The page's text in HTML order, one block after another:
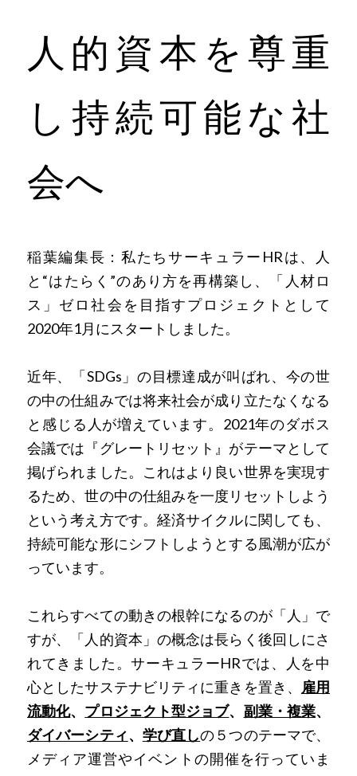
人的資本を尊重
し持続可能な社
会へ
稲葉編集長：私たちサーキュラーHRは、人
と“はたらく”のあり方を再構築し、「人材ロ
ス」ゼロ社会を目指すプロジェクトとして
2020年1月にスタートしました。
近年、「SDGs」の目標達成が叫ばれ、今の世
の中の仕組みでは将来社会が成り立たなくなる
と感じる人が増えています。2021年のダボス
会議では『グレートリセット』がテーマとして
掲げられました。これはより良い世界を実現す
るため、世の中の仕組みを一度リセットしよう
という考え方です。経済サイクルに関しても、
持続可能な形にシフトしようとする風潮が広が
っています。
これらすべての動きの根幹になるのが「人」で
すが、「人的資本」の概念は長らく後回しにさ
れてきました。サーキュラーHRでは、人を中
心としたサステナビリティに重きを置き、 雇用
流動化、 プロジェクト型ジョブ、 副業・複業、
ダイバーシティ、 学び直しの５つのテーマで、
メディア運営やイベントの開催を行っていま